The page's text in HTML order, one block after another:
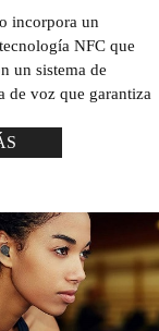
incorpora un
NFC que
un sistema de
de voz que garantiza